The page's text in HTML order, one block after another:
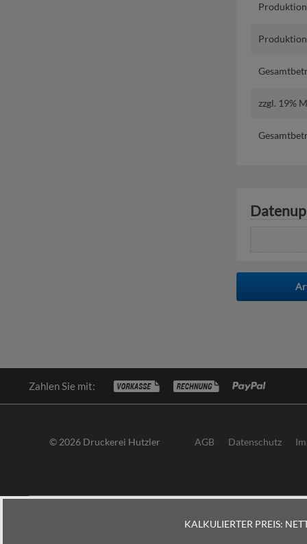
zzgl. 19%
Zahlen Sie mit:
© 2026 Druckerei Hutzler AGB Datenschutz
KALKULIERTER PREIS: